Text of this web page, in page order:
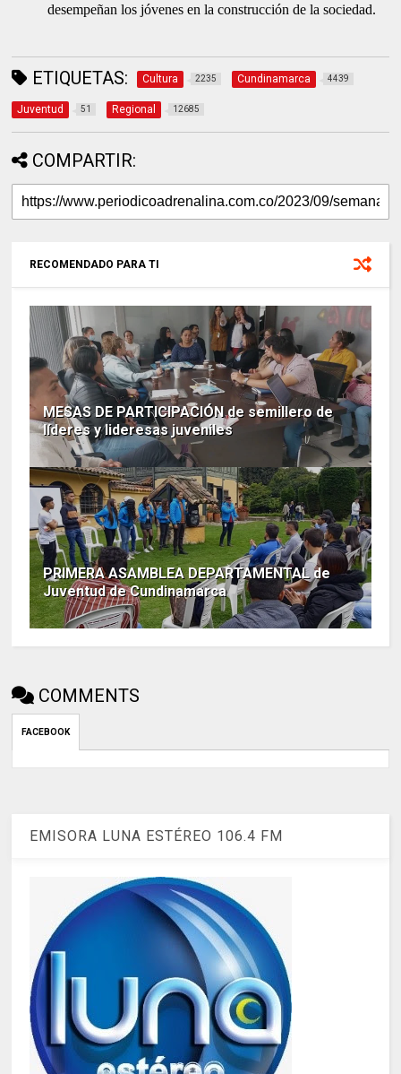
desempeñan los jóvenes en la construcción de la sociedad.
ETIQUETAS: Cultura 2235 Cundinamarca 4439
Juventud 51 Regional 12685
COMPARTIR:
RECOMENDADO PARA TI
MESAS DE PARTICIPACIÓN de semillero de
líderes y lideresas juveniles
PRIMERA ASAMBLEA DEPARTAMENTAL de
Juventud de Cundinamarca
COMMENTS
FACEBOOK
EMISORA LUNA ESTÉREO 106.4 FM